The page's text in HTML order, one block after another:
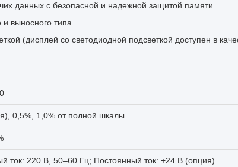
данных с безопасной и надежной защитой памяти.
выносного типа.
(дисплей со светодиодной подсветкой доступен в
0,5%, 1,0% от полной шкалы
ток: 220 В, 50–60 Гц; Постоянный ток: +24 В (опция)